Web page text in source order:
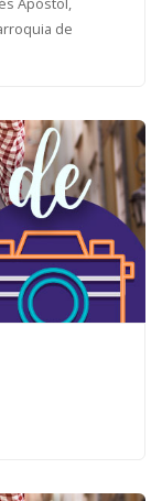
de
del